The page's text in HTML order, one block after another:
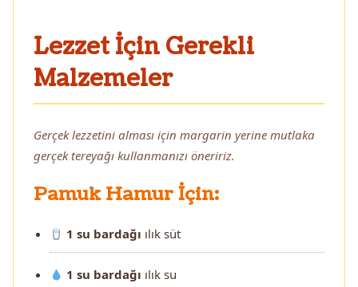
Lezzet İçin Gerekli
Malzemeler
Gerçek lezzetini alması için margarin yerine mutlaka
gerçek tereyağı kullanmanızı öneririz.
Pamuk Hamur İçin:
1 su bardağı ılık süt
1 su bardağı ılık su